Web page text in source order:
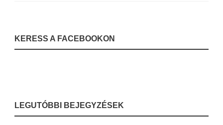
KERESS A FACEBOOKON
LEGUTÓBBI BEJEGYZÉSEK